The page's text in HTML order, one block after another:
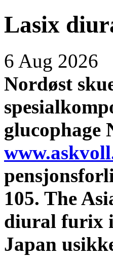
Lasix
6 Aug 2026
Nordøst
glucophage
105. The
diural furix
Japan